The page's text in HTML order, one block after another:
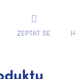
ZEPTAT SE